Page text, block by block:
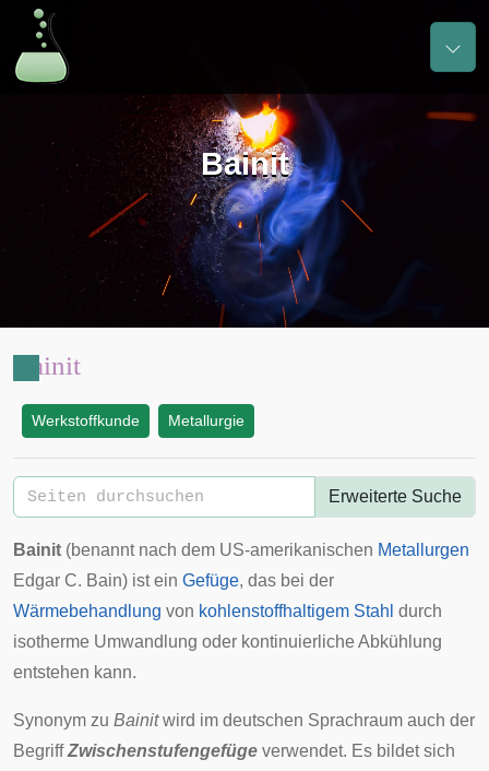
Bainit
Bainit
Werkstoffkunde Metallurgie
Erweiterte Suche
Bainit (benannt nach dem US-amerikanischen Metallurgen
Edgar C. Bain) ist ein Gefüge, das bei der
Wärmebehandlung von kohlenstoffhaltigem Stahl durch
isotherme Umwandlung oder kontinuierliche Abkühlung
entstehen kann.
Synonym zu Bainitwird im deutschen Sprachraum auch der
BegriffZwischenstufengefüge verwendet. Es bildet sich